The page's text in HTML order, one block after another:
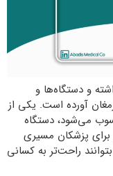
و دستگاه‌ها و
آورده است. یکی از
می‌شود، دستگاه
پزشکان مسیری
راحت‌تر به کسانی